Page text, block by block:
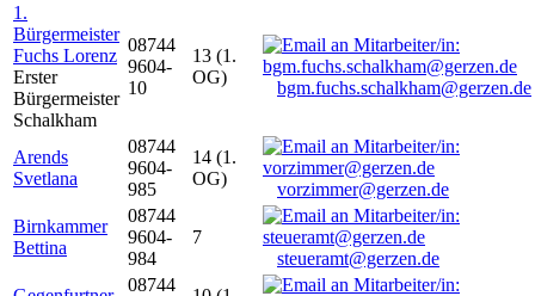
1.
Bürgermeister
Fuchs Lorenz
Erster
Bürgermeister
Schalkham
08744
9604-
10
13 (1.
OG)
bgm.fuchs.schalkham@gerzen.de
Arends
Svetlana
08744
9604-
985
14 (1.
OG)
vorzimmer@gerzen.de
Birnkammer
Bettina
08744
9604-
984
7
steueramt@gerzen.de
08744